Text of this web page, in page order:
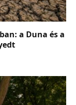
a Duna és a